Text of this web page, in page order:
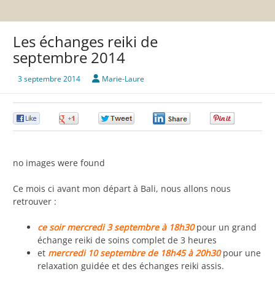
Les échanges reiki de
septembre 2014
3 septembre 2014 Marie-Laure
no images were found
Ce mois ci avant mon départ à Bali, nous allons nous
retrouver :
ce soir mercredi 3 septembre à 18h30pour un grand
échange reiki de soins complet de 3 heures
et mercredi 10 septembre de 18h45 à 20h30 pour une
relaxation guidée et des échanges reiki assis.